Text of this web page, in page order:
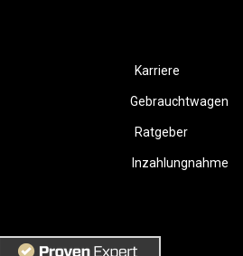
Karriere
Gebrauchtwagen
Ratgeber
Inzahlungnahme